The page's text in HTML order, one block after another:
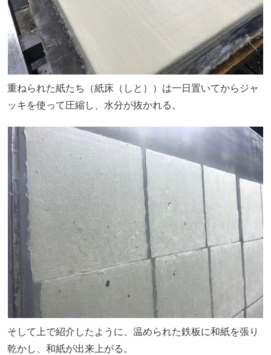
重ねられた紙たち（紙床（しと））は一日置いてからジャ
ッキを使って圧縮し、水分が抜かれる。
そして上で紹介したように、温められた鉄板に和紙を張り
乾かし、和紙が出来上がる。